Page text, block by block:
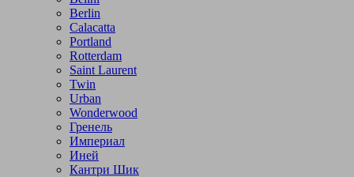
Berlin
Calacatta
Portland
Rotterdam
Saint Laurent
Twin
Urban
Wonderwood
Гренель
Империал
Иней
Кантри Шик